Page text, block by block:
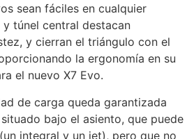
sean fáciles en cualquier
túnel central destacan
y cierran el triángulo con el
la ergonomía en su
el nuevo X7 Evo.
de carga queda garantizada
bajo el asiento, que puede
(un integral y un jet), pero que no